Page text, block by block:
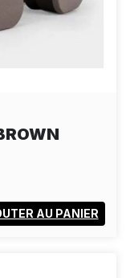
AU PANIER